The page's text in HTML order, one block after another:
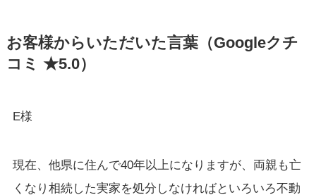
お客様からいただいた言葉（Googleクチ
コミ ★5.0）
E様
現在、他県に住んで40年以上になりますが、両親も亡
くなり相続した実家を処分しなければといろいろ不動